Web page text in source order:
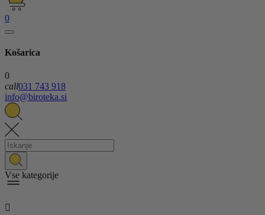
0
Košarica
0
call031 743 918
info@biroteka.si
Vse kategorije
